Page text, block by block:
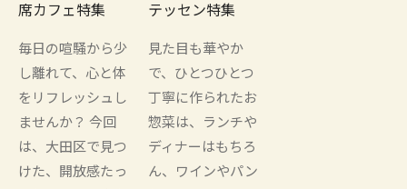
席カフェ特集
毎日の喧騒から少
し離れて、心と体
をリフレッシュし
ませんか？ 今回
は、大田区で見つ
けた、開放感たっ
テッセン特集
見た目も華やか
で、ひとつひとつ
丁寧に作られたお
惣菜は、ランチや
ディナーはもちろ
ん、ワインやパン